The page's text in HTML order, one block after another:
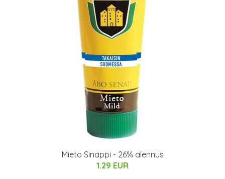
Mieto Sinappi - 26% alennus
1.29 EUR